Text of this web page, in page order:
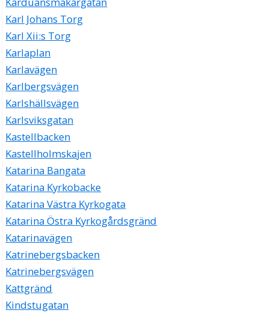
Karl Johans Torg
Karl Xii:s Torg
Karlaplan
Karlavägen
Karlbergsvägen
Karlshällsvägen
Karlsviksgatan
Kastellbacken
Kastellholmskajen
Katarina Bangata
Katarina Kyrkobacke
Katarina Västra Kyrkogata
Katarina Östra Kyrkogårdsgränd
Katarinavägen
Katrinebergsbacken
Katrinebergsvägen
Kattgränd
Kindstugatan